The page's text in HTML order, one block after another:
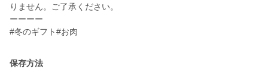
りません。ご了承ください。
ーーーー
保存方法